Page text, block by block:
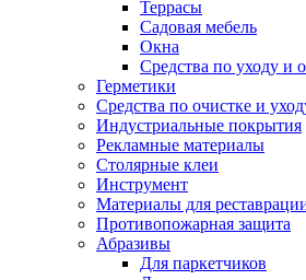
Террасы
Садовая мебель
Окна
Средства по уходу и
Герметики
Средства по очистке и
Индустриальные покрытия
Рекламные материалы
Столярные клеи
Инструмент
Материалы для
Противопожарная защита
Абразивы
Для паркетчиков